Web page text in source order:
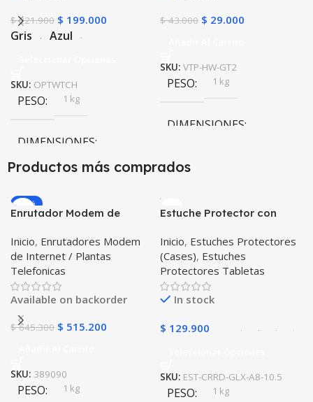
$221.900 $ 199.000
Gris Azul
SKU: OPTWTCH
PESO 1 kg
DIMENSIONES
COLOR
Gris,Negro , Azul ,Rosa
$43.000 $ 29.000
SKU: VTP-HW-GT2
PESO 1 kg
DIMENSIONES
10 × 10 × 10 cm
Productos más comprados
-20%
Enrutador Modem de
Libre Todo Operador 4G
LTE SIMCARD
Inicio, Enrutadores Modem
de Internet / Plantas
Telefonicas
Available on backorder
$645.300 $ 515.200
SKU: 389090
PESO 1 kg
Estuche Protector con
Tablet Samsung Galaxy
Tab A8 10.5 2021 – 2022
SM-x200 SM-x205 Anti
golpes con soporte
Inicio, Estuches Protectores
(Cases), Estuches
Protectores Tabletas
In stock
$ 129.900
SKU: EST-CRRD-GLX-A8-10.5
PESO 1 kg